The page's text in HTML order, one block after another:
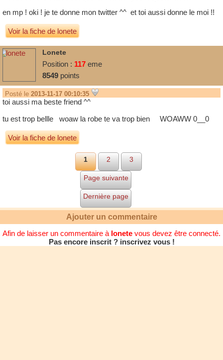
en mp ! oki ! je te donne mon twitter ^^ et toi aussi donne le moi !!
Voir la fiche de lonete
Lonete
Position : 117 eme
8549 points
Posté le 2013-11-17 00:10:35
toi aussi ma beste friend ^^
tu est trop bellle woaw la robe te va trop bien WOAWW 0__0
Voir la fiche de lonete
1 2 3
Page suivante
Dernière page
Ajouter un commentaire
Afin de laisser un commentaire à lonete vous devez être connecté.
Pas encore inscrit ? inscrivez vous !